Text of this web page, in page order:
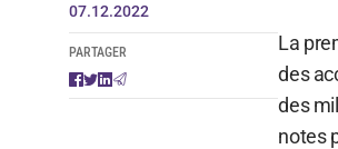
07.12.2022
PARTAGER
La
des
des
notes